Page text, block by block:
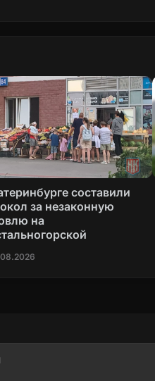
составили
за незаконную
на